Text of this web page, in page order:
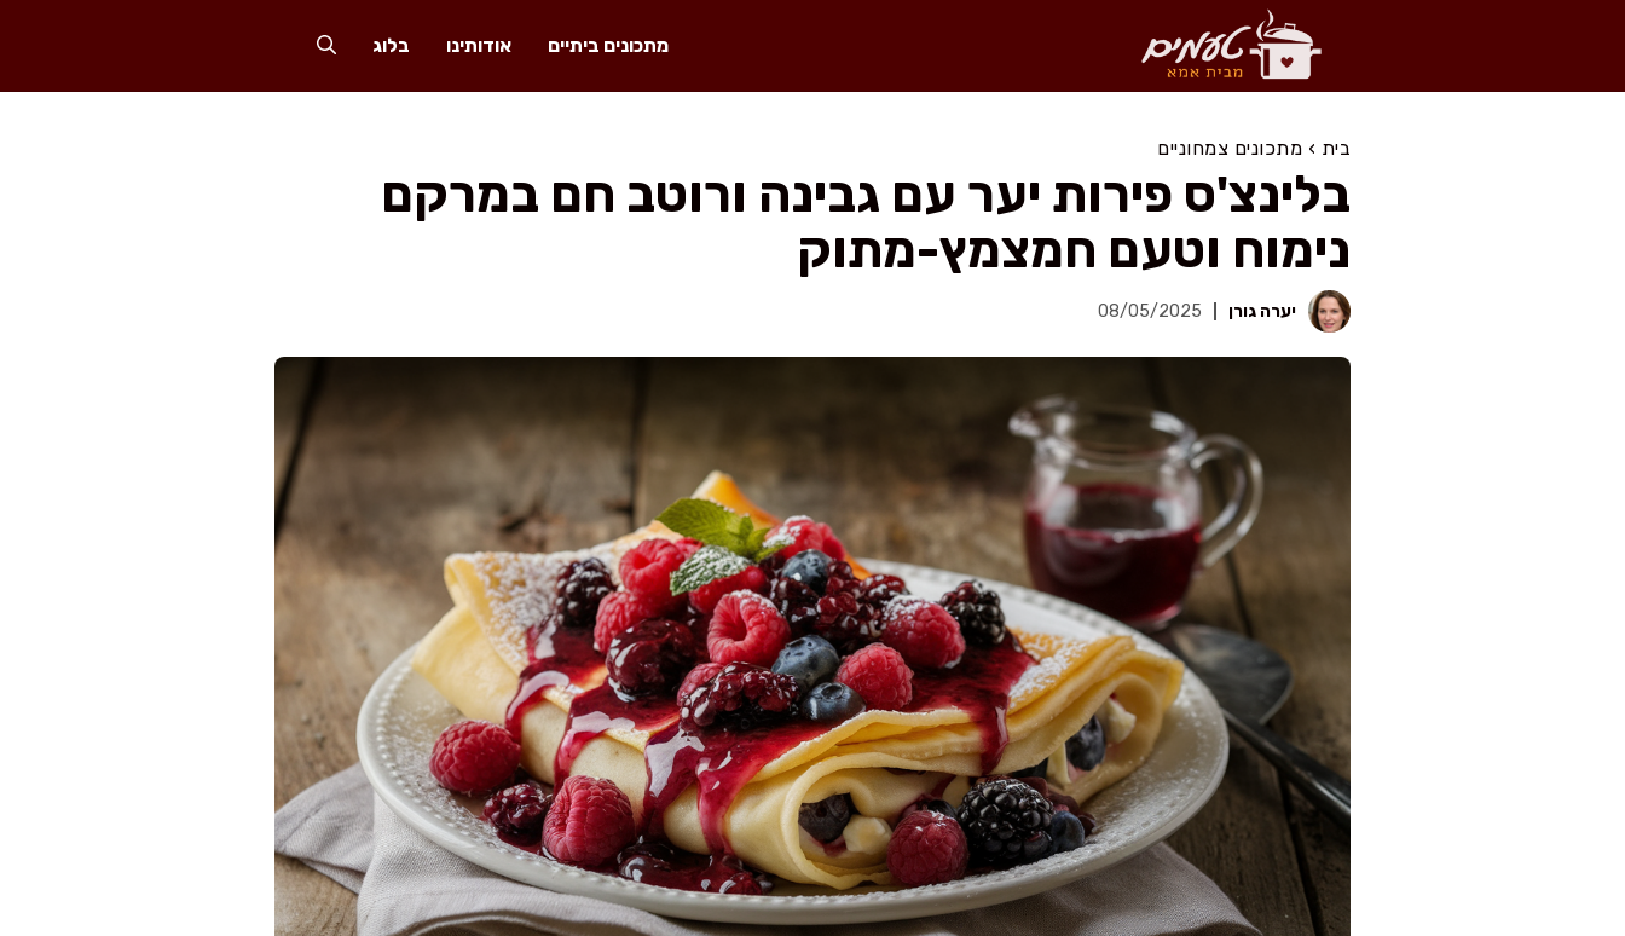
מתכונים ביתיים אודותינו בלוג
בית › מתכונים צמחוניים
בלינצ'ס פירות יער עם גבינה ורוטב חם במרקם
נימוח וטעם חמצמץ-מתוק
יערה גורן 08/05/2025